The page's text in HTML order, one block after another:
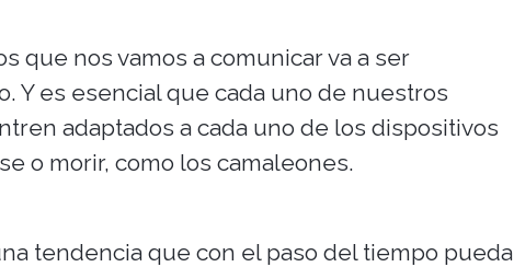
que nos vamos a comunicar va a ser
Y es esencial que cada uno de nuestros
adaptados a cada uno de los dispositivos
o morir, como los camaleones.
tendencia que con el paso del tiempo pueda